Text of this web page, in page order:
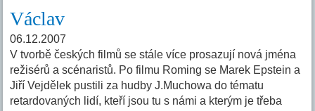
Václav
06.12.2007
V tvorbě českých filmů se stále více prosazují nová jména
režisérů a scénaristů. Po filmu Roming se Marek Epstein a
Jiří Vejdělek pustili za hudby J.Muchowa do tématu
retardovaných lidí, kteří jsou tu s námi a kterým je třeba